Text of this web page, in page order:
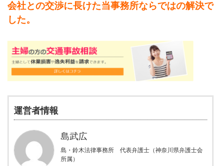
会社との交渉に長けた当事務所ならではの解決で
した。
運営者情報
島武広
島・鈴木法律事務所 代表弁護士（神奈川県弁護士会
所属）